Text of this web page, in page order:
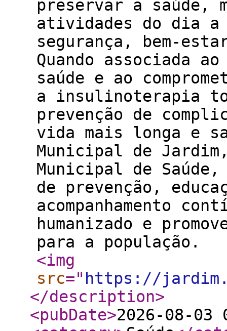
preservar a saúde,
atividades do dia a
segurança, bem-
Quando associada
saúde e ao
a insulinoterapia
prevenção de
vida mais longa e
Municipal de
Municipal de
de prevenção,
acompanhamento
humanizado e
para a população.
<img
src=" https://
</description>
<pubDate>2026-08-03